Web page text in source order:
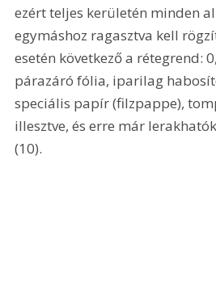
ezért teljes kerületén minden
egymáshoz ragasztva kell
esetén következő a rétegrend:
párazáró fólia, iparilag
speciális papír (filzpappe),
illesztve, és erre már
(10).